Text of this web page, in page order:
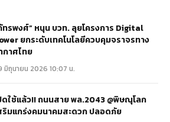
ทรพงศ์” หนุน บวท. ลุยโครงการ Digital
ยกระดับเทคโนโลยีควบคุมจราจรทาง
กาศไทย
มิถุนายน 2026 10:07 น.
ดใช้แล้ว!! ถนนสาย พล.2043 @พิษณุโลก
ริมแกร่งคมนาคมสะดวก ปลอดภัย